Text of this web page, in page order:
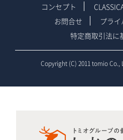
コンセプト
お問合せ
プラ
特定商取引法に
Copyright (C) 2011 tomio Co.,